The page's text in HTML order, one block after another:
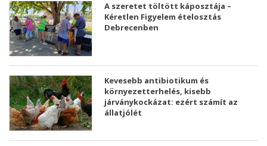
A szeretet töltött káposztája –
Kéretlen Figyelem ételosztás
Debrecenben
Kevesebb antibiotikum és
környezetterhelés, kisebb
járványkockázat: ezért számít az
állatjólét